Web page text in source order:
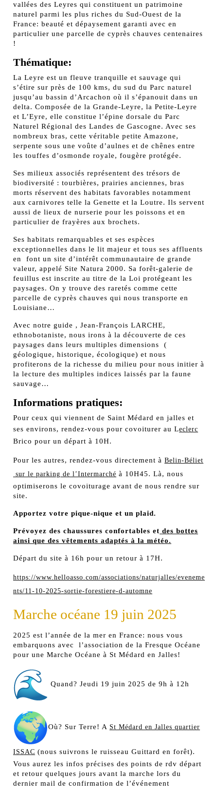
vallées des Leyres qui constituent un patrimoine
naturel parmi les plus riches du Sud-Ouest de la
France: beauté et dépaysement garanti avec en
particulier une parcelle de cyprès chauves centenaires
!
Thématique:
La Leyre est un fleuve tranquille et sauvage qui
s’étire sur près de 100 kms, du sud du Parc naturel
jusqu’au bassin d’Arcachon où il s’épanouit dans un
delta. Composée de la Grande-Leyre, la Petite-Leyre
et L’Eyre, elle constitue l’épine dorsale du Parc
Naturel Régional des Landes de Gascogne. Avec ses
nombreux bras, cette véritable petite Amazone,
serpente sous une voûte d’aulnes et de chênes entre
les touffes d’osmonde royale, fougère protégée.
Ses milieux associés représentent des trésors de
biodiversité : tourbières, prairies anciennes, bras
morts réservent des habitats favorables notamment
aux carnivores telle la Genette et la Loutre. Ils servent
aussi de lieux de nurserie pour les poissons et en
particulier de frayères aux brochets.
Ses habitats remarquables et ses espèces
exceptionnelles dans le lit majeur et tous ses affluents
en font un site d’intérêt communautaire de grande
valeur, appelé Site Natura 2000. Sa forêt-galerie de
feuillus est inscrite au titre de la Loi protégeant les
paysages. On y trouve des raretés comme cette
parcelle de cyprès chauves qui nous transporte en
Louisiane…
Avec notre guide , Jean-François LARCHE,
ethnobotaniste, nous irons à la découverte de ces
paysages dans leurs multiples dimensions (
géologique, historique, écologique) et nous
profiterons de la richesse du milieu pour nous initier à
la lecture des multiples indices laissés par la faune
sauvage…
Informations pratiques:
Pour ceux qui viennent de Saint Médard en jalles et
ses environs, rendez-vous pour covoiturer au Leclerc
Brico pour un départ à 10H.
Pour les autres, rendez-vous directement à Belin-Béliet
sur le parking de l’Intermarché à 10H45. Là, nous
optimiserons le covoiturage avant de nous rendre sur
site.
Apportez votre pique-nique et un plaid.
Prévoyez des chaussures confortables et des bottes
ainsi que des vêtements adaptés à la météo.
Départ du site à 16h pour un retour à 17H.
https://www.helloasso.com/associations/naturjalles/eveneme
nts/11-10-2025-sortie-forestiere-d-automne
Marche océane 19 juin 2025
2025 est l’année de la mer en France: nous vous
embarquons avec l’association de la Fresque Océane
pour une Marche Océane à St Médard en Jalles!
Quand? Jeudi 19 juin 2025 de 9h à 12h
Où? Sur Terre! A St Médard en Jalles quartier
ISSAC (nous suivrons le ruisseau Guittard en forêt).
Vous aurez les infos précises des points de rdv départ
et retour quelques jours avant la marche lors du
dernier mail de confirmation de l’événement